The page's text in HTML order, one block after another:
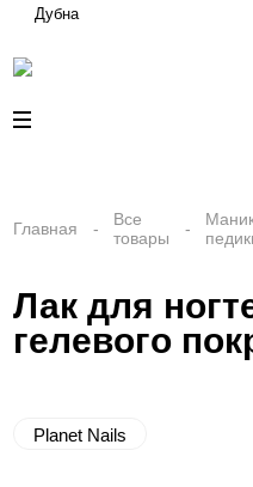
Дубна
Главная
Все
товары
Лак для
гелевого
Planet Nails